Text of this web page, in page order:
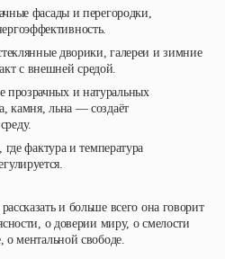
фасады и перегородки,
дворики, галереи и зимние
с внешней средой.
прозрачных и натуральных
камня, льна — создаёт
где фактура и температура
и больше всего она говорит
о доверии миру, о смелости
о ментальной свободе.